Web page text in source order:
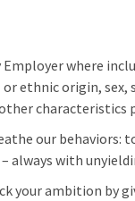
where
ethnic origin,
characteristics
our
always with
your ambition by